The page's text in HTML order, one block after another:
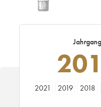
Jahrgang
2021 2019 2018